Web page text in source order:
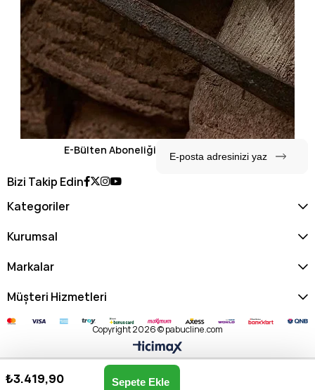
E-Bülten Aboneliği
Bizi Takip Edin
Kategoriler
Kurumsal
Markalar
Müşteri Hizmetleri
Copyright 2026 © pabucline.com
Matmazel Kadın Omuz & El Çantası 102010131-SİYAH
₺3.419,90
Anasayfa Favorilerim